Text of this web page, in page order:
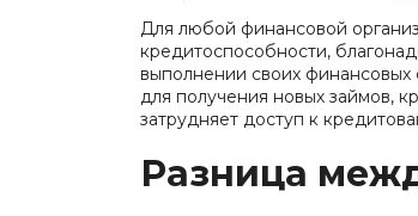
Для любой финансовой
кредитоспособности,
выполнении своих финансовых
для получения новых займов,
затрудняет доступ к
Разница